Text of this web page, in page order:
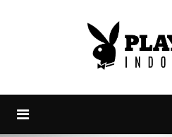
PlayboyID